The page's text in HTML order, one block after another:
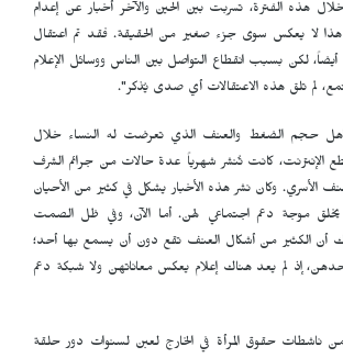
هذه الفترة، تسربت بين الحين والآخر أخبار عن إعدام
لا يعكس سوى جزء صغير من الحقيقة. فقد تم اعتقال
لكن بسبب انقطاع التواصل بين الناس ووسائل الإعلام
لم تلق هذه الاعتقالات أي صدى يُذكر".
حجم الضغط والعنف الذي تعرضت له النساء خلال
الإنترنت، كانت تُنشر شهرياً عدة حالات من جرائم الشرف
الأسري. وكان نشر هذه الأخبار يشكل في كثير من الأحيان
يخلق موجة دعم اجتماعي لهن. أما الآن، وفي ظل الصمت
شك أن الكثير من أشكال العنف تقع دون أن يسمع بها أحد؛
إذ لم يعد هناك إعلام يعكس معاناتهن ولا شبكة دعم
حقوق المرأة في الخارج لعبن لسنوات دور حلقة